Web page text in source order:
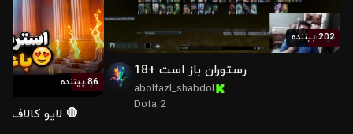
زنده
202 بیننده
رستوران باز است +18
abolfazl_shabdol
Dota 2
زنده86 بیننده